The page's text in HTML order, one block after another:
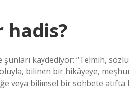
hadis?
şunları kaydediyor: “Telmih,
bilinen bir hikâyeye,
veya bilimsel bir sohbete atıfta